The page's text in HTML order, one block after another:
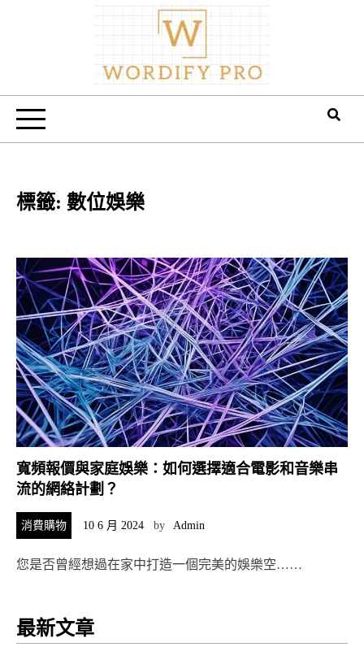
Wordify Pro
標籤: 數位娛樂
寬頻報價與家庭娛樂：如何選擇適合電影和音樂串
流的網絡計劃？
消費購物 10 6 月 2024 by Admin
您是否曾經想過在家中打造一個完美的娛樂空……
最新文章